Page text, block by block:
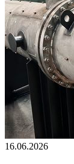
16.06.2026